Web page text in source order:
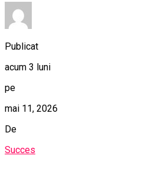
Publicat
acum 3 luni
pe
mai 11, 2026
De
Succes